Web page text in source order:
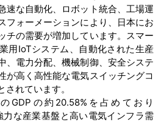
速な自動化、ロボット統合、工場運
フォーメーションにより、日本にお
チの需要が増加しています。スマー
用IoTシステム、自動化された生産
、電力分配、機械制御、安全システ
が高く高性能な電気スイッチングコ
れています。
GDPの約20.58%を占めており
力な産業基盤と高い電気インフラ需